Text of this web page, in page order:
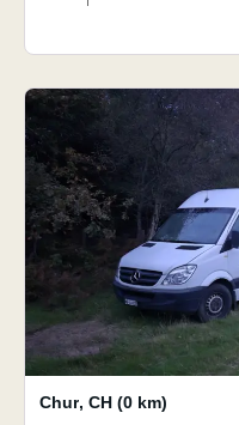
Chur, CH (0 km)